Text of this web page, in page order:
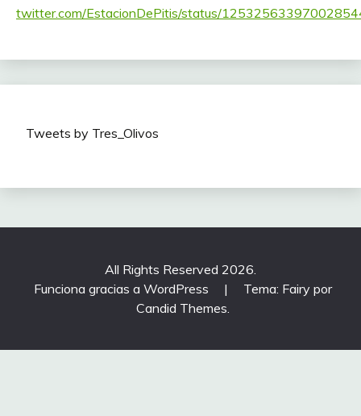
twitter.com/EstacionDePitis/status/
Tweets by Tres_Olivos
All Rights Reserved 2026.
Funciona gracias a WordPress
|
Tema: Fairy por
Candid Themes